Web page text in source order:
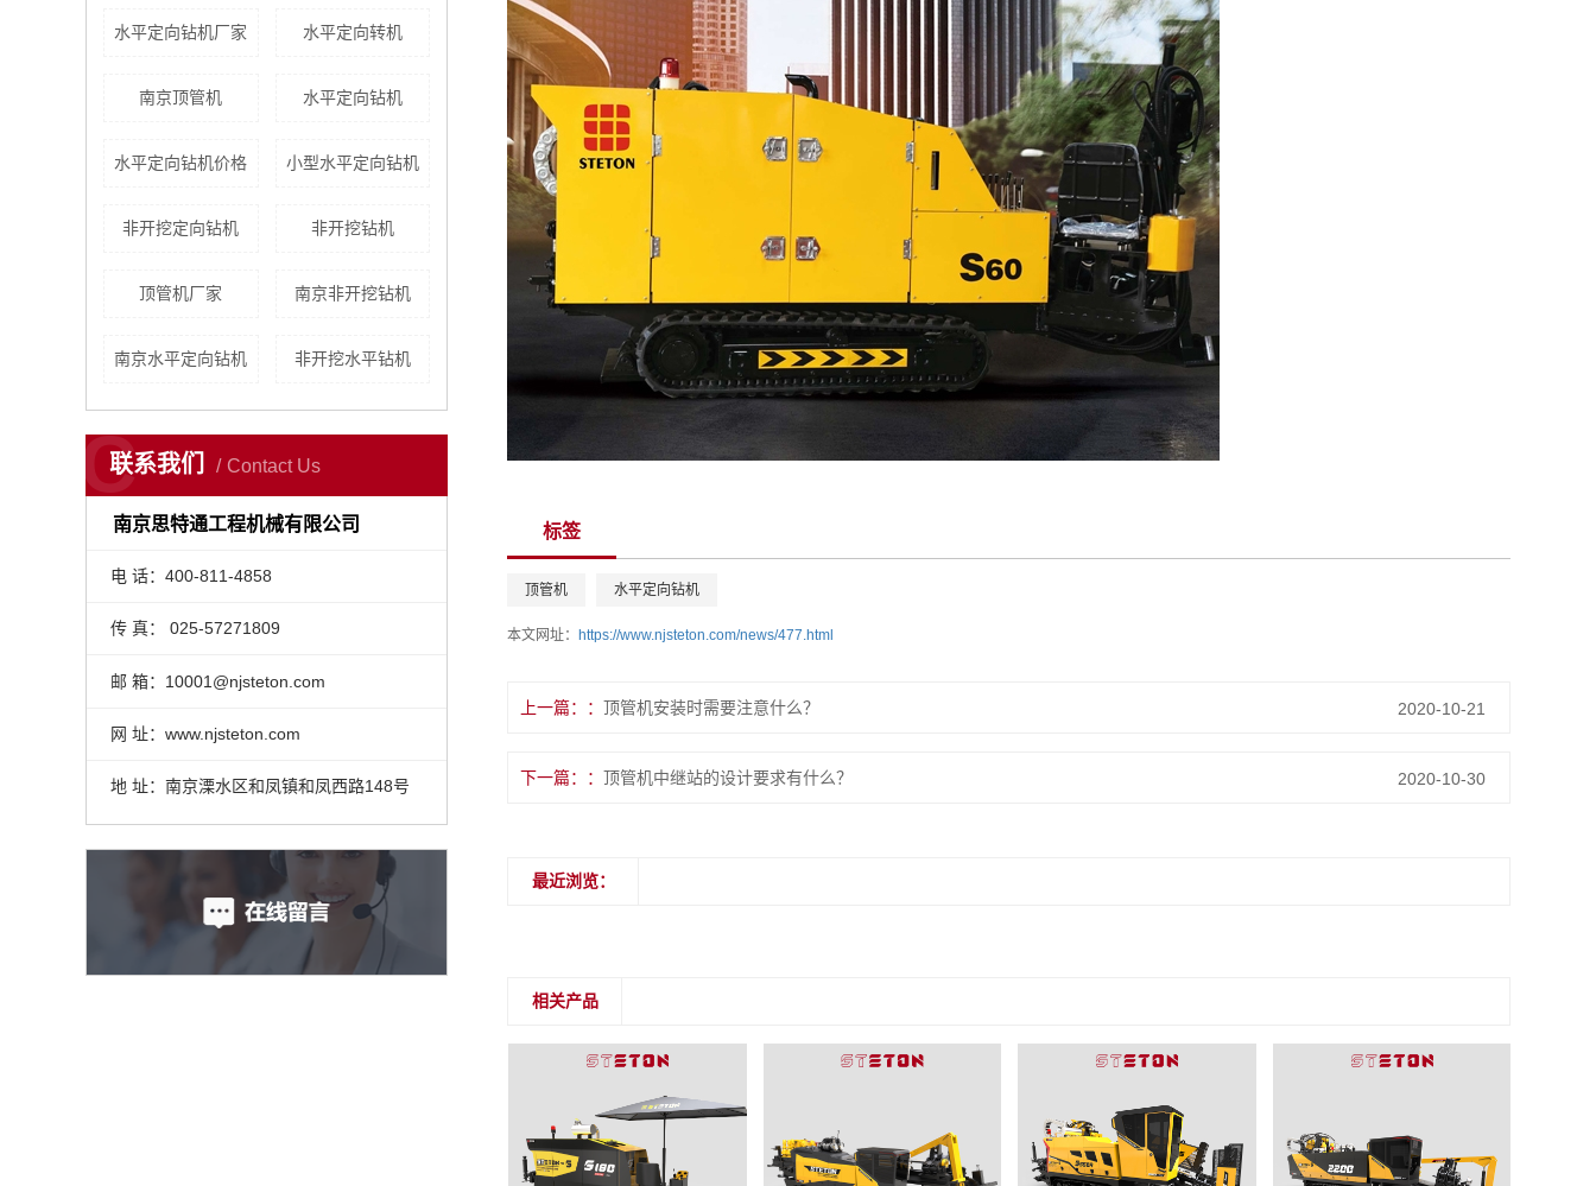
水平定向钻机厂家 水平定向转机
南京顶管机 水平定向钻机
水平定向钻机价格 小型水平定向钻机
非开挖定向钻机 非开挖钻机
顶管机厂家 南京非开挖钻机
南京水平定向钻机 非开挖水平钻机
联系我们 Contact Us
C
南京思特通工程机械有限公司
电 话：400-811-4858
传 真： 025-57271809
邮 箱：10001@njsteton.com
网 址：www.njsteton.com
地 址：南京溧水区和凤镇和凤西路148号
标签
顶管机 水平定向钻机
本文网址： https://www.njsteton.com/news/477.html
上一篇： 顶管机安装时需要注意什么？ 2020-10-21
下一篇： 顶管机中继站的设计要求有什么？ 2020-10-30
最近浏览：
相关产品